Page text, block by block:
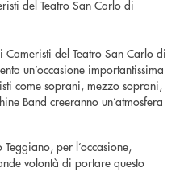
Cameristi del Teatro San Carlo di
un’occasione importantissima
come soprani, mezzo soprani,
Band creeranno un’atmosfera
Teggiano, per l’occasione,
volontà di portare questo